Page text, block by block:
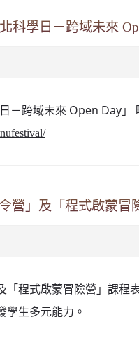
科學日－跨域未來
－跨域未來 Open Day
營」及「程式啟蒙冒
程式啟蒙冒險營」課
學生多元能力。